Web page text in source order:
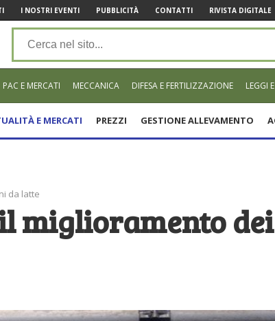
I NOSTRI EVENTI PUBBLICITÀ CONTATTI RIVISTA DIGITALE
PAC E MERCATI MECCANICA DIFESA E FERTILIZZAZIONE LEGGI
E MERCATI PREZZI GESTIONE ALLEVAMENTO
da latte
miglioramento dei